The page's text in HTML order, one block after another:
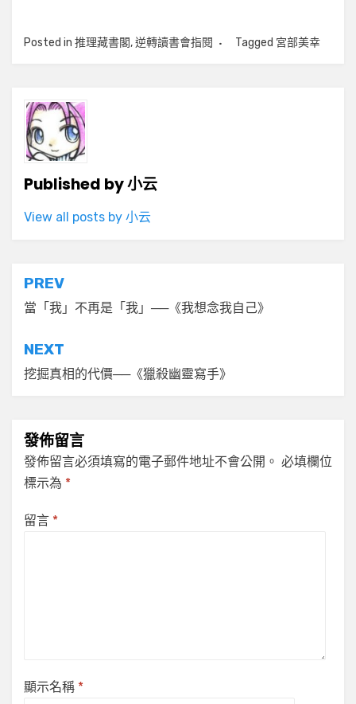
Posted in 推理藏書閣,逆轉讀書會指閱 Tagged 宮部美幸
Published by小云
View all posts by 小云
文
章
導
覽
PREV
當「我」不再是「我」──《我想念我自己》
NEXT
挖掘真相的代價──《獵殺幽靈寫手》
發佈留言
發佈留言必須填寫的電子郵件地址不會公開。 必填欄位
標示為 *
留言 *
顯示名稱 *